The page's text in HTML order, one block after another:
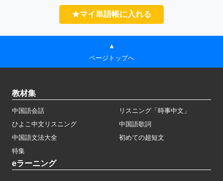
★マイ単語帳に入れる
▲
ページトップへ
教材集
中国語会話
リスニング「時事中文」
ひよこ中文リスニング
中国語歌詞
中国語文法大全
初めての超短文
特集
eラーニング